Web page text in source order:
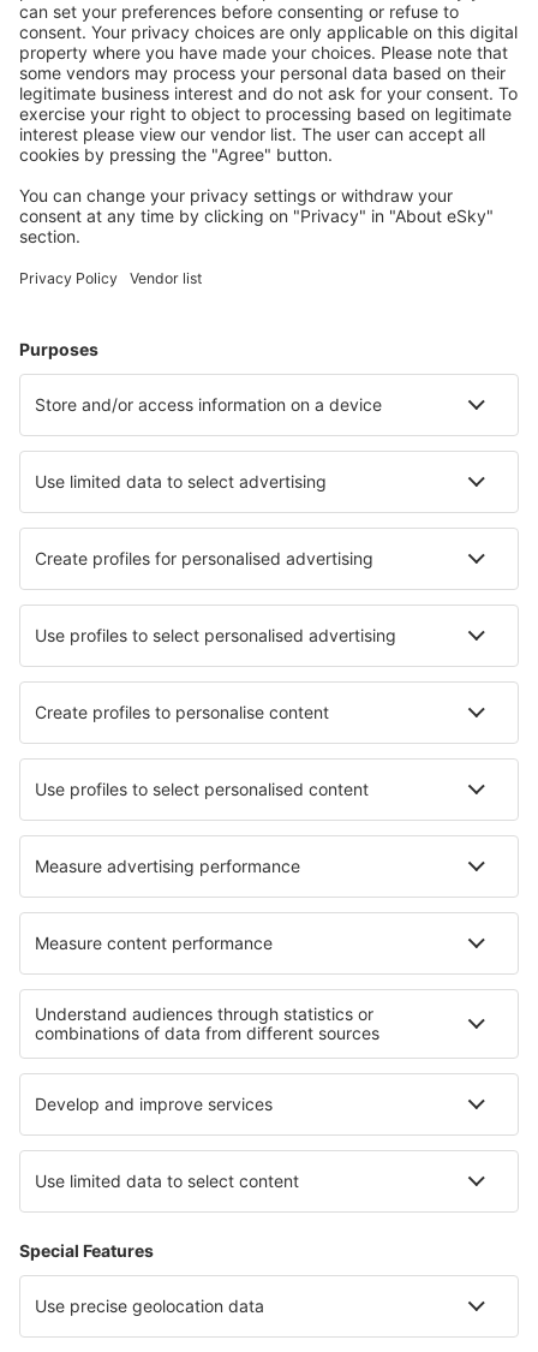
conectați.
Cazarea preferată
Alege din peste 1,3 mil. de opţiuni: hoteluri, cabane,
apartamente și altele.
Cele mai căutate hoteluri de către utilizatorii eSky
Hoteluri în Norvegia - Orașe populare
Hoteluri în Oslo
Hoteluri în Olden Hoteluri în Harstad Hoteluri în Skodje
Hoteluri în Bodo Hoteluri Sveio
Cele mai bune hoteluri - orașe
Hoteluri în Ornavasso Hoteluri în Assen
Hoteluri în Leutkirch im Allgau Hoteluri în Achill Sound
Hoteluri în Raceland Hoteluri în Landry
Hoteluri în Costa Meloneras Hoteluri în Trenta
Cele mai bune hoteluri - regiuni
Hoteluri in Parcul Național Jotunheimen
Hoteluri in Parcul Național Folgefonna
Hoteluri in Svalbard Archipelago
Hoteluri in Parcul Național Rondane
Hoteluri in Insula Brac Hoteluri in Insula Hvar